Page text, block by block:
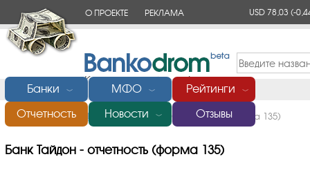
О ПРОЕКТЕ РЕКЛАМА USD 78,03(-
Банки ﹀ МФО ﹀ Рейтинги ﹀
Отчетность Новости ﹀ Отзывы
Главная/Банки России/Тайдон /Отчетность (форма 135)
Банк Тайдон - отчетность (форма 135)